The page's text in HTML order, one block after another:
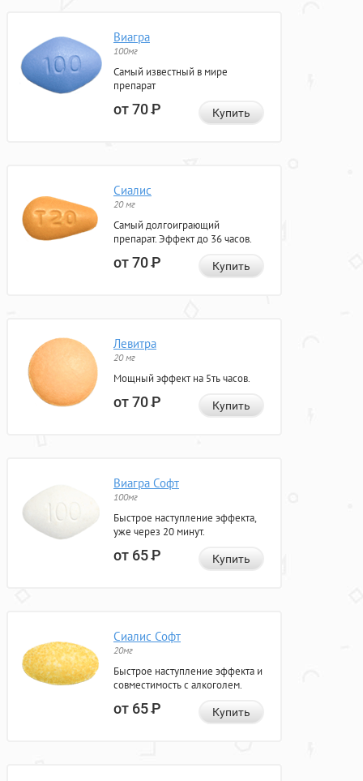
Виагра
100мг
Самый известный в мире
препарат
от 70Р Купить
Сиалис
20 мг
Самый долгоиграющий
препарат. Эффект до 36 часов.
от 70Р Купить
Левитра
20 мг
Мощный эффект на 5ть часов.
от 70Р Купить
Виагра Софт
100мг
Быстрое наступление эффекта,
уже через 20 минут.
от 65Р Купить
Сиалис Софт
20мг
Быстрое наступление эффекта и
совместимость с алкоголем.
от 65Р Купить